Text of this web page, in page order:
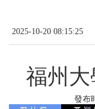
2025-10-20 08:15:25
福州
發布